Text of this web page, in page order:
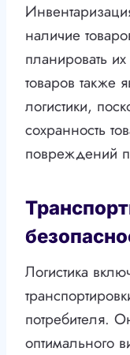
наличие
планировать
товаров также
логистики,
сохранность
повреждений
Логистика
потребителя.
оптимального